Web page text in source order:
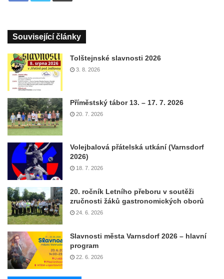
Související články
Tolštejnské slavnosti 2026
3. 8. 2026
Příměstský tábor 13. – 17. 7. 2026
20. 7. 2026
Volejbalová přátelská utkání (Varnsdorf
2026)
18. 7. 2026
20. ročník Letního přeboru v soutěži
zručnosti žáků gastronomických oborů
24. 6. 2026
Slavnosti města Varnsdorf 2026 – hlavní
program
22. 6. 2026